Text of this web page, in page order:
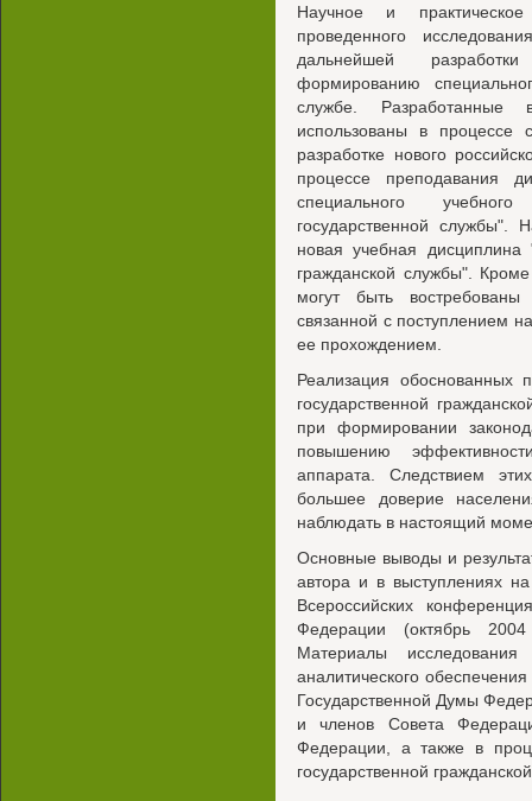
Научное и практическое
проведенного
дальнейшей
формированию
службе.
использованы в процессе
разработке нового
процессе преподавания
специального
государственной службы".
новая учебная дисциплина
гражданской службы".
могут быть востребованы
связанной с поступлением
ее прохождением.
Реализация обоснованных
государственной
при формировании
повышению
аппарата. Следствием
большее доверие
наблюдать в настоящий
Основные выводы и
автора и в выступлениях
Всероссийских
Федерации (октябрь
Материалы
аналитического
Государственной Думы
и членов Совета
Федерации, а также в
государственной